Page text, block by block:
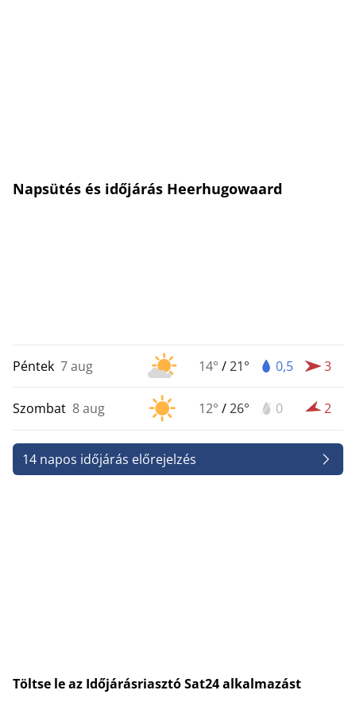
Napsütés és időjárás Heerhugowaard
Péntek 7 aug 14° /21° 0,5 3
Szombat 8 aug 12° /26° 0 2
14 napos időjárás előrejelzés
Töltse le az Időjárásriasztó Sat24 alkalmazást